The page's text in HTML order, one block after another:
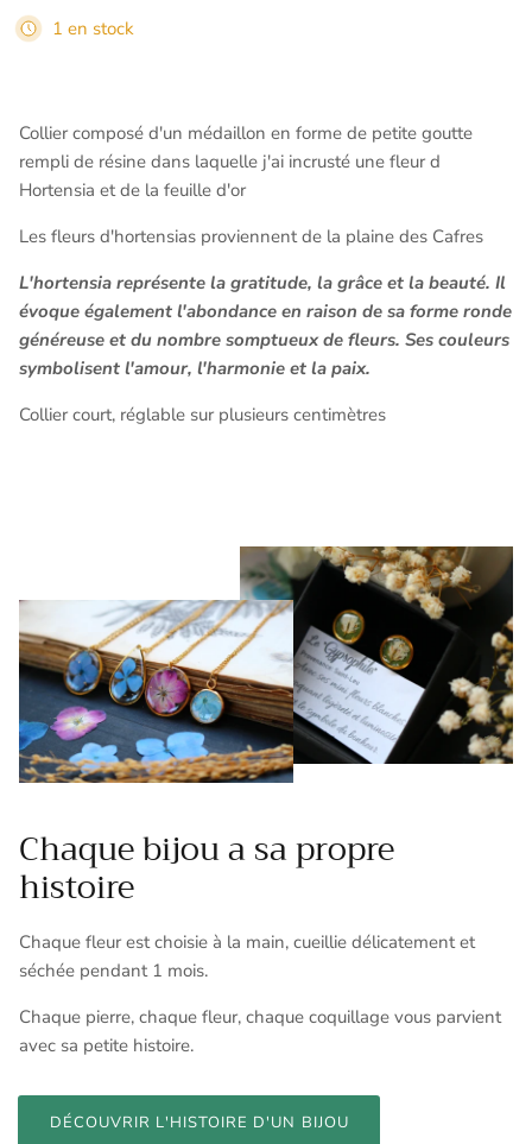
1 en stock
Collier composé d'un médaillon en forme de petite goutte
rempli de résine dans laquelle j'ai incrusté une fleur d
Hortensia et de la feuille d'or
Les fleurs d'hortensias proviennent de la plaine des Cafres
L'hortensia représente la gratitude, la grâce et la beauté. Il
évoque également l'abondance en raison de sa forme ronde
généreuse et du nombre somptueux de fleurs. Ses couleurs
symbolisent l'amour, l'harmonie et la paix.
Collier court, réglable sur plusieurs centimètres
Chaque bijou a sa propre
histoire
Chaque fleur est choisie à la main, cueillie délicatement et
séchée pendant 1 mois.
Chaque pierre, chaque fleur, chaque coquillage vous parvient
avec sa petite histoire.
DÉCOUVRIR L'HISTOIRE D'UN BIJOU